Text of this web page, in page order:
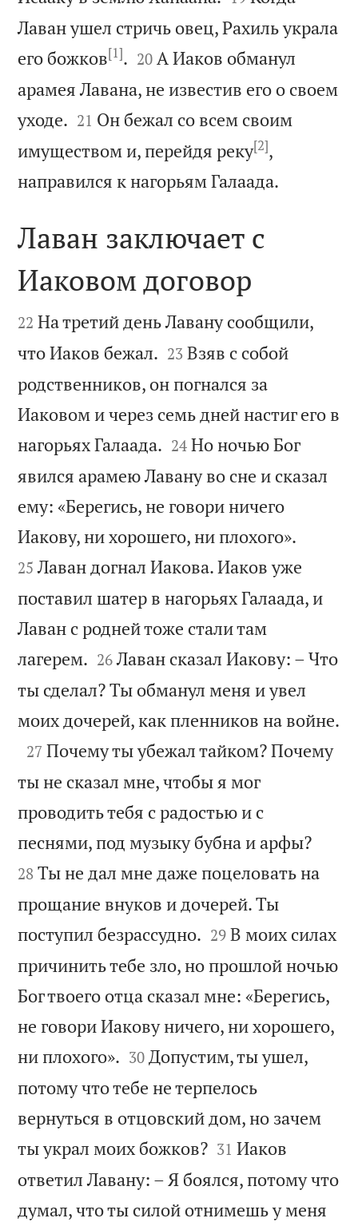
Лаван ушел стричь овец, Рахиль украла
его божков[1]. 

20 А Иаков обманул
арамея Лавана, не известив его о своем
уходе. 

21 Он бежал со всем своим
имуществом и, перейдя реку[2],
направился к нагорьям Галаада.

Лаван заключает с
Иаковом договор

22 На третий день Лавану сообщили,
что Иаков бежал. 

23 Взяв с собой
родственников, он погнался за
Иаковом и через семь дней настиг его в
нагорьях Галаада. 

24 Но ночью Бог
явился арамею Лавану во сне и сказал
ему: «Берегись, не говори ничего
Иакову, ни хорошего, ни плохого».
25 Лаван догнал Иакова. Иаков уже
поставил шатер в нагорьях Галаада, и
Лаван с родней тоже стали там
лагерем. 

26 Лаван сказал Иакову: – Что
ты сделал? Ты обманул меня и увел
моих дочерей, как пленников на войне.

27 Почему ты убежал тайком? Почему
ты не сказал мне, чтобы я мог
проводить тебя с радостью и с
песнями, под музыку бубна и арфы?
28 Ты не дал мне даже поцеловать на
прощание внуков и дочерей. Ты
поступил безрассудно. 

29 В моих силах
причинить тебе зло, но прошлой ночью
Бог твоего отца сказал мне: «Берегись,
не говори Иакову ничего, ни хорошего,
ни плохого». 

30 Допустим, ты ушел,
потому что тебе не терпелось
вернуться в отцовский дом, но зачем
ты украл моих божков?
31 Иаков
ответил Лавану: – Я боялся, потому что
думал, что ты силой отнимешь у меня